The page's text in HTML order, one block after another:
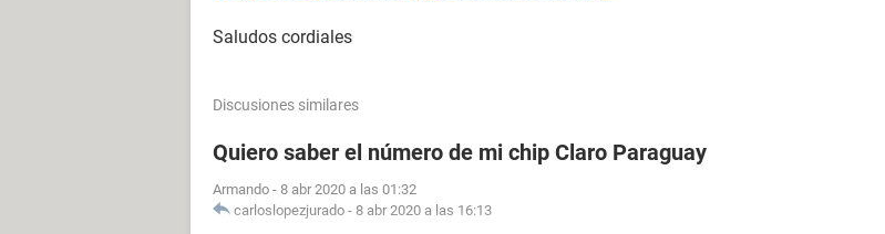
Saludos cordiales
Discusiones similares
Quiero saber el número de mi chip Claro Paraguay
Armando - 8 abr 2020 a las 01:32
carloslopezjurado - 8 abr 2020 a las 16:13